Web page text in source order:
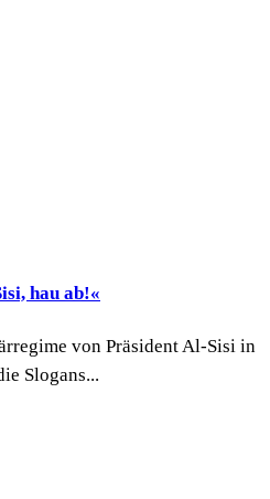
hau ab!«
von Präsident Al-Sisi in
Slogans...